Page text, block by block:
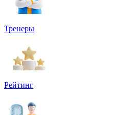
Тренеры
Рейтинг